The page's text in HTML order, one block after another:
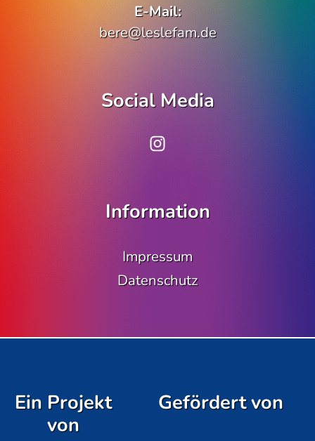
E-Mail:
bere@leslefam.de
Social Media
Information
Impressum
Datenschutz
Ein Projekt
von
Gefördert von